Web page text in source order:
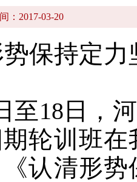
：2017-03-20
保持定
至18日，
轮训班
《认清形